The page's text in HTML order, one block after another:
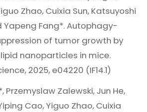
Zhao, Cuixia Sun, Katsuyoshi
Yapeng Fang*. Autophagy-
of tumor growth by
nanoparticles in mice.
2025, e04220 (IF14.1)
Przemyslaw Zalewski, Jun He,
Cao, Yiguo Zhao, Cuixia